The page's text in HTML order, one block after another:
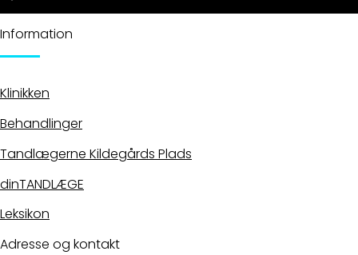
Information
Klinikken
Behandlinger
Tandlægerne Kildegårds Plads
dinTANDLÆGE
Leksikon
Adresse og kontakt